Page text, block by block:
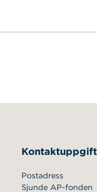
Postadress
Sjunde AP-fonden